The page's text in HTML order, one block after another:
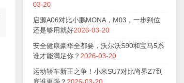
03-20
启源A06对比小鹏MONA，M03，一步到位
还是够用就好2026-03-20
安全健康豪华全都要，沃尔沃S90和宝马5系
谁才能满足你？ 2026-03-20
运动轿车新王之争！小米SU7对比尚界Z7到